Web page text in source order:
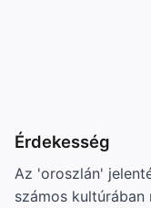
Érdekesség
Az 'oroszlán'
számos